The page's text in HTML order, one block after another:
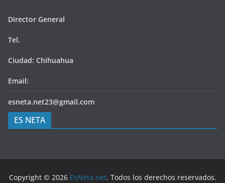
Director General
Tel.
Ciudad: Chihuahua
Email:
esneta.net23@gmail.com
ES NETA
Copyright © 2026 EsNeta.net. Todos los derechos reservados.